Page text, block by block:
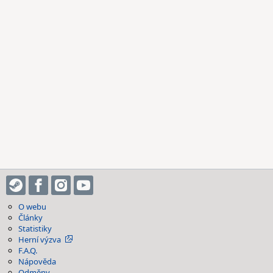
O webu
Články
Statistiky
Herní výzva
F.A.Q.
Nápověda